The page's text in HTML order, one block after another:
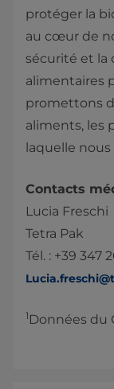
protéger la
au cœur de
sécurité et la
alimentaires
promettons
aliments, les
laquelle nous
Contacts
Lucia Freschi
Tetra Pak
Tél. : +39 347
1 Données du